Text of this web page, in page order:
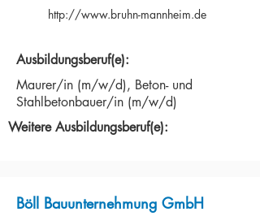
http://www.bruhn-mannheim.de
Ausbildungsberuf(e):
Maurer/in (m/w/d), Beton- und
Stahlbetonbauer/in (m/w/d)
Weitere Ausbildungsberuf(e):
Böll Bauunternehmung GmbH